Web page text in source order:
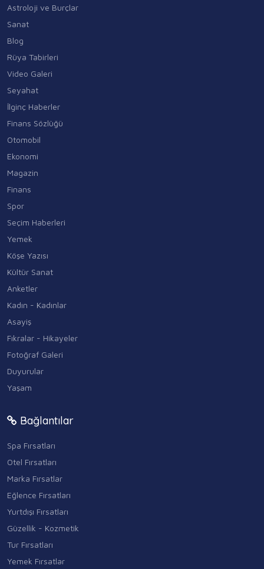
Astroloji ve Burçlar
Sanat
Blog
Rüya Tabirleri
Video Galeri
Seyahat
İlginç Haberler
Finans Sözlüğü
Otomobil
Ekonomi
Magazin
Finans
Spor
Seçim Haberleri
Yemek
Köşe Yazısı
Kültür Sanat
Anketler
Kadın - Kadınlar
Asayiş
Fıkralar - Hikayeler
Fotoğraf Galeri
Duyurular
Yaşam
Bağlantılar
Spa Fırsatları
Otel Fırsatları
Marka Fırsatlar
Eğlence Fırsatları
Yurtdışı Fırsatları
Güzellik - Kozmetik
Tur Fırsatları
Yemek Fırsatlar